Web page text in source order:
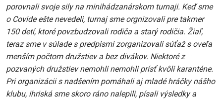
porovnali svoje sily na minihádzanárskom turnaji. Keď sme
o Covide ešte nevedeli, turnaj sme orgnizovali pre takmer
150 detí, ktoré povzbudzovali rodiča a starý rodičia. Žiaľ,
teraz sme v súlade s predpismi zorganizovali súťaž s oveľa
menším počtom družstiev a bez divákov. Niektoré z
pozvaných družstiev nemohli nemohli prísť kvôli karanténe.
Pri organizácii s nadšením pomáhali aj mladé hráčky nášho
klubu, ihriská sme skoro ráno nalepili, písali výsledky a